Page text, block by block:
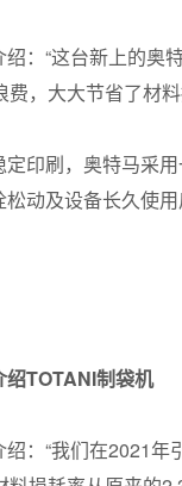
：“这台新上的奥
，大大节省了材
定印刷，奥特马采
动及设备长久使
TOTANI制袋机
：“我们在2021